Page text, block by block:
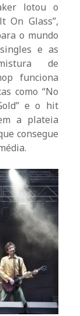
lotou o
On Glass”,
o mundo
e as
de
funciona
como “No
e o hit
a plateia
consegue